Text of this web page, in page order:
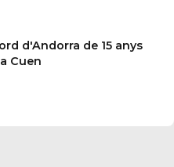
d'Andorra de 15 anys
Cuen